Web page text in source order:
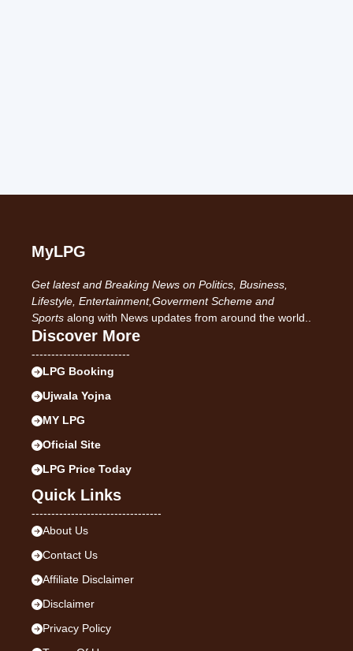
MyLPG
Get latest and Breaking News on Politics, Business,
Lifestyle, Entertainment,Goverment Scheme and
Sports along with News updates from around the world..
Discover More
-------------------------
LPG Booking
Ujwala Yojna
MY LPG
Oficial Site
LPG Price Today
Quick Links
---------------------------------
About Us
Contact Us
Affiliate Disclaimer
Disclaimer
Privacy Policy